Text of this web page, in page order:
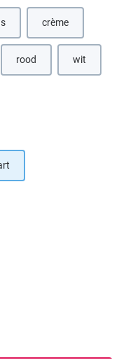
niet beschikbaar.)
optie is momenteel niet
crème(Deze optie is
rood wit(Deze optie is
niet beschikbaar.)